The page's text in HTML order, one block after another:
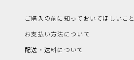
ご購入の前に知っておいてほしいこと
お支払い方法について
配送・送料について